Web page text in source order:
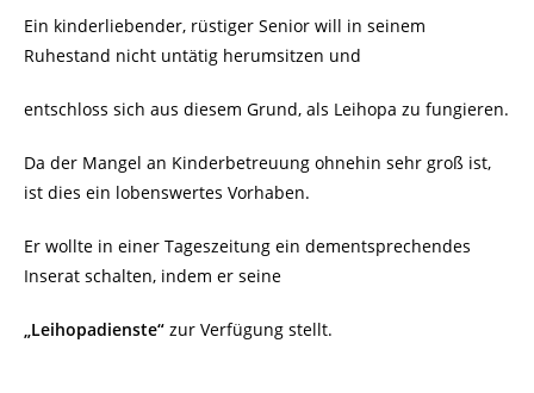
Ein kinderliebender, rüstiger Senior will in seinem
Ruhestand nicht untätig herumsitzen und
entschloss sich aus diesem Grund, als Leihopa zu fungieren.
Da der Mangel an Kinderbetreuung ohnehin sehr groß ist,
ist dies ein lobenswertes Vorhaben.
Er wollte in einer Tageszeitung ein dementsprechendes
Inserat schalten, indem er seine
„Leihopadienste“ zur Verfügung stellt.